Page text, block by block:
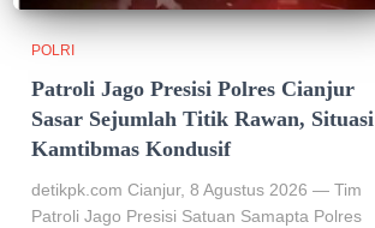
POLRI
Patroli Jago Presisi Polres Cianjur
Sasar Sejumlah Titik Rawan, Situasi
Kamtibmas Kondusif
detikpk.com Cianjur, 8 Agustus 2026 — Tim
Patroli Jago Presisi Satuan Samapta Polres